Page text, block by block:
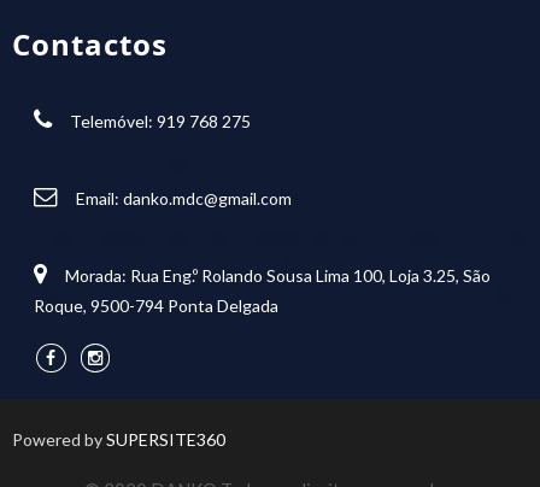
Contactos
Telemóvel: 919 768 275
Email: danko.mdc@gmail.com
Morada: Rua Eng.º Rolando Sousa Lima 100, Loja 3.25, São
Roque, 9500-794 Ponta Delgada
Powered bySUPERSITE360